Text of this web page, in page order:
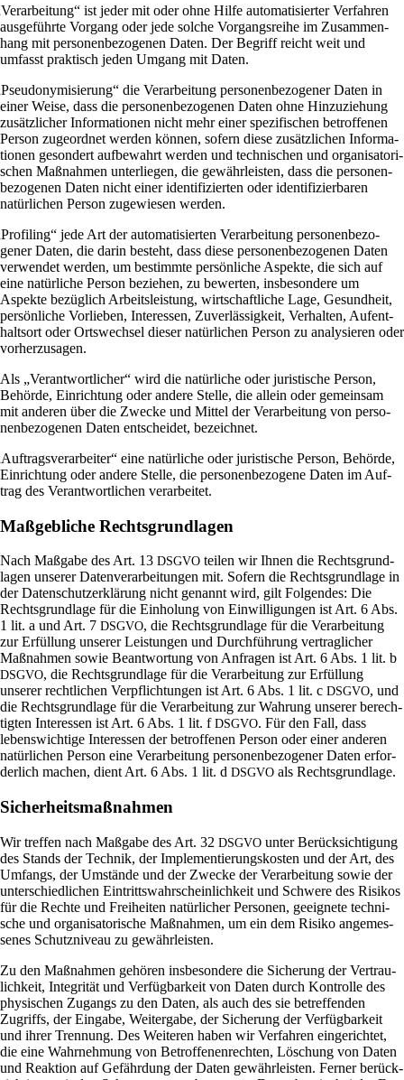
Ver­ar­bei­tung“ ist jeder mit oder ohne Hilfe auto­ma­ti­sierter Ver­fahren
aus­ge­führte Vor­gang oder jede solche Vor­gangs­reihe im Zusam­men­
hang mit per­so­nen­be­zo­genen Daten. Der Begriff reicht weit und
umfasst prak­tisch jeden Umgang mit Daten.
Pseud­ony­mi­sie­rung“ die Ver­ar­bei­tung per­so­nen­be­zo­gener Daten in
einer Weise, dass die per­so­nen­be­zo­genen Daten ohne Hin­zu­zie­hung
zusätz­li­cher Infor­ma­tionen nicht mehr einer spe­zi­fi­schen betrof­fenen
Person zuge­ordnet werden können, sofern diese zusätz­li­chen Infor­ma­
tionen geson­dert auf­be­wahrt werden und tech­ni­schen und orga­ni­sa­to­ri­
schen Maß­nahmen unter­liegen, die gewähr­lei­sten, dass die per­so­nen­
be­zo­genen Daten nicht einer iden­ti­fi­zierten oder iden­ti­fi­zier­baren
natür­li­chen Person zuge­wiesen werden.
Pro­filing“ jede Art der auto­ma­ti­sierten Ver­ar­bei­tung per­so­nen­be­zo­
gener Daten, die darin besteht, dass diese per­so­nen­be­zo­genen Daten
ver­wendet werden, um bestimmte per­sön­liche Aspekte, die sich auf
eine natür­liche Person beziehen, zu bewerten, ins­be­son­dere um
Aspekte bezüg­lich Arbeits­lei­stung, wirt­schaft­liche Lage, Gesund­heit,
per­sön­liche Vor­lieben, Inter­essen, Zuver­läs­sig­keit, Ver­halten, Auf­ent­
haltsort oder Orts­wechsel dieser natür­li­chen Person zu ana­ly­sieren oder
vorherzusagen.
Als „Ver­ant­wort­li­cher“ wird die natür­liche oder juri­sti­sche Person,
Behörde, Ein­rich­tung oder andere Stelle, die allein oder gemeinsam
mit anderen über die Zwecke und Mittel der Ver­ar­bei­tung von per­so­
nen­be­zo­genen Daten ent­scheidet, bezeichnet.
Auf­trags­ver­ar­beiter“ eine natür­liche oder juri­sti­sche Person, Behörde,
Ein­rich­tung oder andere Stelle, die per­so­nen­be­zo­gene Daten im Auf­
trag des Ver­ant­wort­li­chen verarbeitet.
Maßgebliche Rechtsgrundlagen
Nach Maß­gabe des Art. 13 DSGVO teilen wir Ihnen die Rechts­grund­
lagen unserer Daten­ver­ar­bei­tungen mit. Sofern die Rechts­grund­lage in
der Daten­schutz­er­klä­rung nicht genannt wird, gilt Fol­gendes: Die
Rechts­grund­lage für die Ein­ho­lung von Ein­wil­li­gungen ist Art. 6 Abs.
1 lit. a und Art. 7 DSGVO, die Rechts­grund­lage für die Ver­ar­bei­tung
zur Erfül­lung unserer Lei­stungen und Durch­füh­rung ver­trag­li­cher
Maß­nahmen sowie Beant­wor­tung von Anfragen ist Art. 6 Abs. 1 lit. b
DSGVO, die Rechts­grund­lage für die Ver­ar­bei­tung zur Erfül­lung
unserer recht­li­chen Ver­pflich­tungen ist Art. 6 Abs. 1 lit. c DSGVO, und
die Rechts­grund­lage für die Ver­ar­bei­tung zur Wah­rung unserer berech­
tigten Inter­essen ist Art. 6 Abs. 1 lit. fDSGVO. Für den Fall, dass
lebens­wich­tige Inter­essen der betrof­fenen Person oder einer anderen
natür­li­chen Person eine Ver­ar­bei­tung per­so­nen­be­zo­gener Daten erfor­
der­lich machen, dient Art. 6 Abs. 1 lit. d DSGVO als Rechtsgrundlage.
Sicherheitsmaßnahmen
Wir treffen nach Maß­gabe des Art. 32 DSGVO unter Berück­sich­ti­gung
des Stands der Technik, der Imple­men­tie­rungs­ko­sten und der Art, des
Umfangs, der Umstände und der Zwecke der Ver­ar­bei­tung sowie der
unter­schied­li­chen Ein­tritts­wahr­schein­lich­keit und Schwere des Risikos
für die Rechte und Frei­heiten natür­li­cher Per­sonen, geeig­nete tech­ni­
sche und orga­ni­sa­to­ri­sche Maß­nahmen, um ein dem Risiko ange­mes­
senes Schutz­ni­veau zu gewährleisten.
Zu den Maß­nahmen gehören ins­be­son­dere die Siche­rung der Ver­trau­
lich­keit, Inte­grität und Ver­füg­bar­keit von Daten durch Kon­trolle des
phy­si­schen Zugangs zu den Daten, als auch des sie betref­fenden
Zugriffs, der Ein­gabe, Wei­ter­gabe, der Siche­rung der Ver­füg­bar­keit
und ihrer Tren­nung. Des Wei­teren haben wir Ver­fahren ein­ge­richtet,
die eine Wahr­neh­mung von Betrof­fe­nen­rechten, Löschung von Daten
und Reak­tion auf Gefähr­dung der Daten gewähr­lei­sten. Ferner berück­